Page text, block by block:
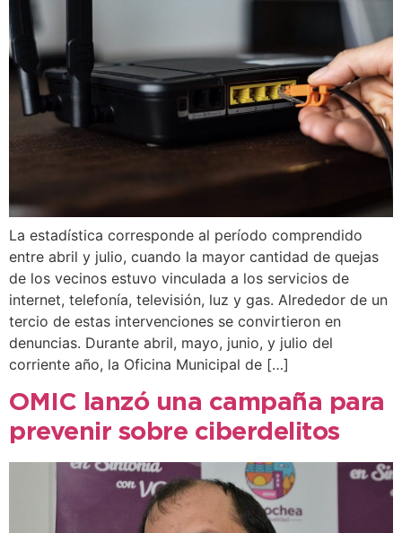
La estadística corresponde al período comprendido
entre abril y julio, cuando la mayor cantidad de quejas
de los vecinos estuvo vinculada a los servicios de
internet, telefonía, televisión, luz y gas. Alrededor de un
tercio de estas intervenciones se convirtieron en
denuncias. Durante abril, mayo, junio, y julio del
corriente año, la Oficina Municipal de […]
OMIC lanzó una campaña para
prevenir sobre ciberdelitos